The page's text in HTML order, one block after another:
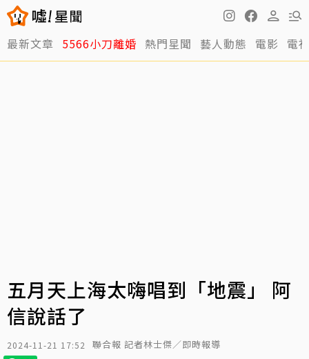
最新文章 5566小刀離婚 熱門星聞 藝人動態 電影 電
五月天上海太嗨唱到「地震」 阿
信說話了
2024-11-21 17:52 聯合報 記者林士傑／即時報導